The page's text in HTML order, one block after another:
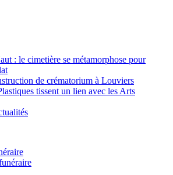
: le cimetière se métamorphose pour
de crématorium à Louviers
tissent un lien avec les Arts